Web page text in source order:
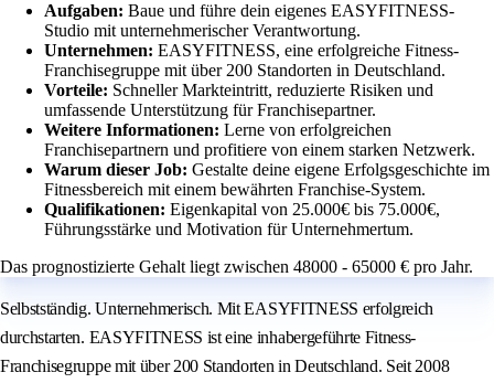
Aufgaben: Baue und führe dein eigenes EASYFITNESS-
Studio mit unternehmerischer Verantwortung.
Unternehmen: EASYFITNESS, eine erfolgreiche Fitness-
Franchisegruppe mit über 200 Standorten in Deutschland.
Vorteile: Schneller Markteintritt, reduzierte Risiken und
umfassende Unterstützung für Franchisepartner.
Weitere Informationen: Lerne von erfolgreichen
Franchisepartnern und profitiere von einem starken Netzwerk.
Warum dieser Job: Gestalte deine eigene Erfolgsgeschichte im
Fitnessbereich mit einem bewährten Franchise-System.
Qualifikationen: Eigenkapital von 25.000€ bis 75.000€,
Führungsstärke und Motivation für Unternehmertum.
Das prognostizierte Gehalt liegt zwischen 48000 - 65000 € pro Jahr.
Selbstständig. Unternehmerisch. Mit EASYFITNESS erfolgreich
durchstarten. EASYFITNESS ist eine inhabergeführte Fitness-
Franchisegruppe mit über 200 Standorten in Deutschland. Seit 2008